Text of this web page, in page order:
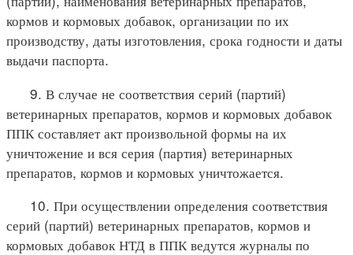
кормов и кормовых добавок, организации по их
производству, даты изготовления, срока годности и даты
выдачи паспорта.
9. В случае не соответствия серий (партий)
ветеринарных препаратов, кормов и кормовых добавок
ППК составляет акт произвольной формы на их
уничтожение и вся серия (партия) ветеринарных
препаратов, кормов и кормовых уничтожается.
10. При осуществлении определения соответствия
серий (партий) ветеринарных препаратов, кормов и
кормовых добавок НТД в ППК ведутся журналы по